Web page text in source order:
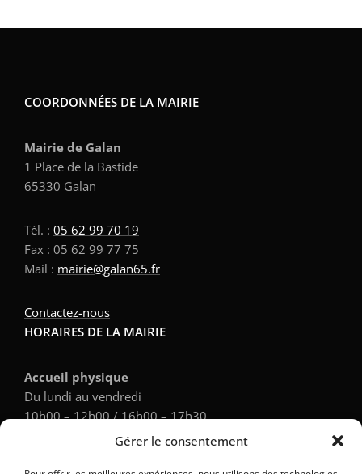
Gérer le consentement
COORDONNÉES DE LA MAIRIE
Mairie de Galan
1 Place de la Bastide
65330 Galan
Tél. : 05 62 99 70 19
Fax : 05 62 99 77 75
Mail : mairie@galan65.fr
Contactez-nous
HORAIRES DE LA MAIRIE
Accueil physique
Du lundi au vendredi
10h00 – 12h00 / 16h00 – 17h30